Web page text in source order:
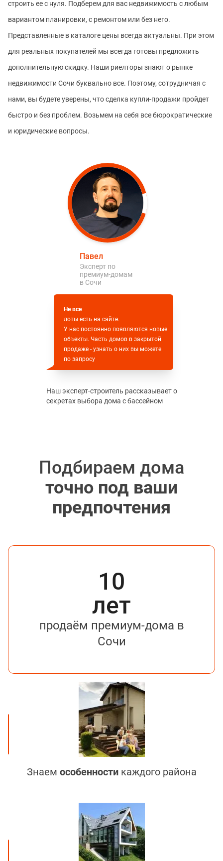
строить ее с нуля. Подберем для вас недвижимость с любым
вариантом планировки, с ремонтом или без него.
Представленные в каталоге цены всегда актуальны. При этом
для реальных покупателей мы всегда готовы предложить
дополнительную скидку. Наши риелторы знают о рынке
недвижимости Сочи буквально все. Поэтому, сотрудничая с
нами, вы будете уверены, что сделка купли-продажи пройдет
быстро и без проблем. Возьмем на себя все бюрократические
и юридические вопросы.
Павел
Эксперт по
премиум-домам
в Сочи
Не все
лоты есть на сайте.
У нас постоянно появляются новые
объекты. Часть домов в закрытой
продаже - узнать о них вы можете
по запросу
Наш эксперт-строитель рассказывает о
секретах выбора дома с бассейном
Подбираем дома
точно под ваши
предпочтения
10
лет
продаём премиум-дома в
Сочи
Знаем особенностикаждого района